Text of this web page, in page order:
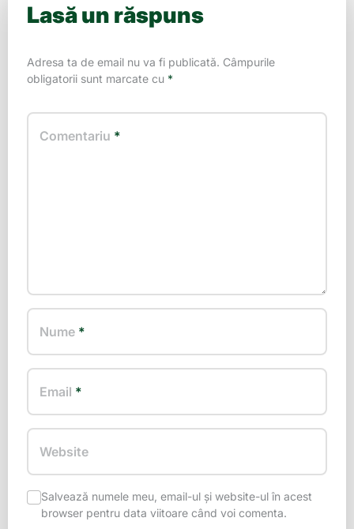
Lasă un răspuns
Adresa ta de email nu va fi publicată. Câmpurile
obligatorii sunt marcate cu *
Comentariu *
Nume *
Email *
Website
Salvează numele meu, email-ul și website-ul în acest
browser pentru data viitoare când voi comenta.